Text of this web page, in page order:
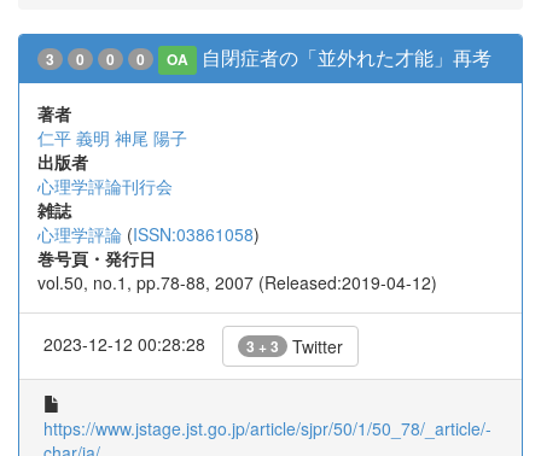
3 0 0 0 OA 自閉症者の「並外れた才能」再考
著者
仁平 義明 神尾 陽子
出版者
心理学評論刊行会
雑誌
心理学評論 (ISSN:03861058)
巻号頁・発行日
vol.50, no.1, pp.78-88, 2007 (Released:2019-04-12)
2023-12-12 00:28:28 3 + 3 Twitter
https://www.jstage.jst.go.jp/article/sjpr/50/1/50_78/_article/-